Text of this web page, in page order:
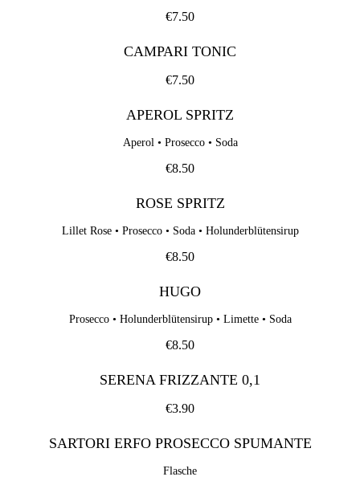
€7.50
CAMPARI TONIC
€7.50
APEROL SPRITZ
Aperol • Prosecco • Soda
€8.50
ROSE SPRITZ
Lillet Rose • Prosecco • Soda • Holunderblütensirup
€8.50
HUGO
Prosecco • Holunderblütensirup • Limette • Soda
€8.50
SERENA FRIZZANTE 0,1
€3.90
SARTORI ERFO PROSECCO SPUMANTE
Flasche